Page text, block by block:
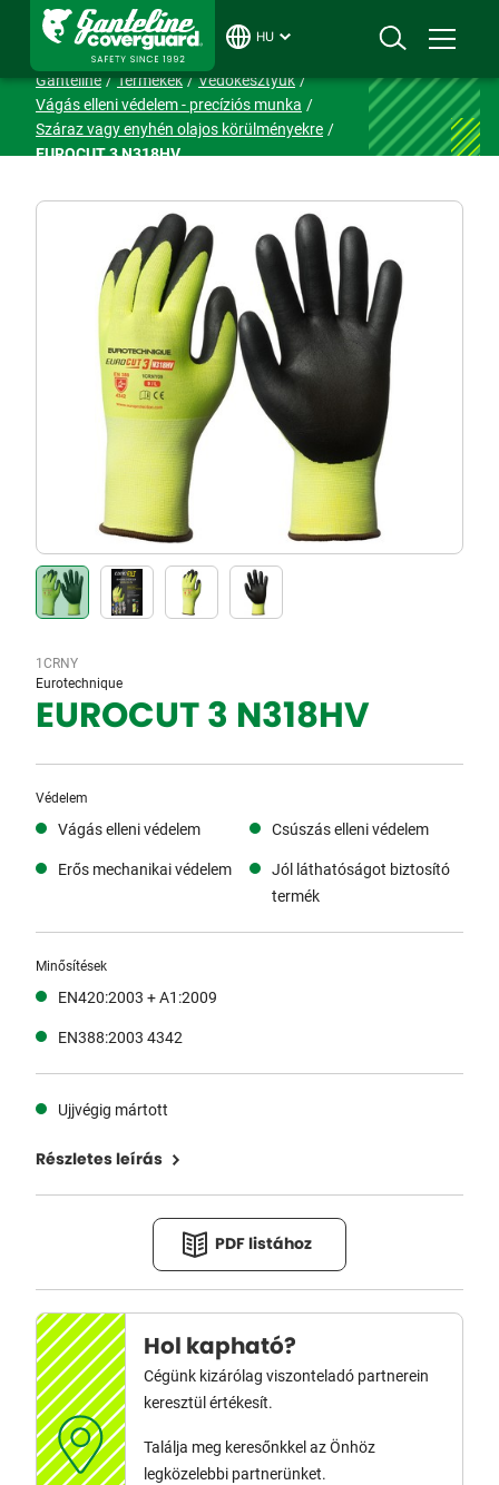
HU
Ganteline Termékek
Védőkesztyűk
Vágás elleni védelem - precíziós munka
Száraz vagy enyhén olajos körülményekre
EUROCUT 3 N318HV
1CRNY
Eurotechnique
EUROCUT 3 N318HV
Védelem
Vágás elleni védelem
Csúszás elleni védelem
Erős mechanikai védelem
Jól láthatóságot biztosító
termék
Minősítések
EN420:2003 + A1:2009
EN388:2003 4342
Ujjvégig mártott
Részletes leírás
PDF listához
Hol kapható?
Cégünk kizárólag viszonteladó partnerein
keresztül értékesít.
Találja meg keresőnkkel az Önhöz
legközelebbi partnerünket.